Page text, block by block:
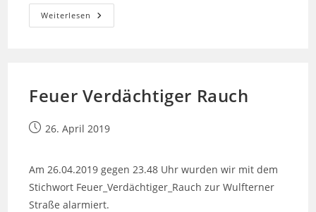
Weiterlesen Technische
Hilfeleistung
Feuer Verdächtiger Rauch
Beitrag26. April 2019
Am 26.04.2019 gegen 23.48 Uhr wurden wir mit dem
Stichwort Feuer_Verdächtiger_Rauch zur Wulfterner
Straße alarmiert.